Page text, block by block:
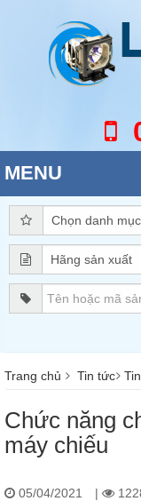
MENU
Trang chủ Tin tức
Chức năng
máy chiếu
05/04/2021 |